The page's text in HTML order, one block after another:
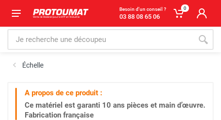
Besoin d'un conseil ?
03 88 08 65 06
0
Échelle
A propos de ce produit :
Ce matériel est garanti 10 ans pièces et main d’œuvre.
Fabrication française